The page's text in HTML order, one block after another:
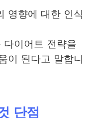
영향에 대한 인식
다이어트 전략을
이 된다고 말합니
단점